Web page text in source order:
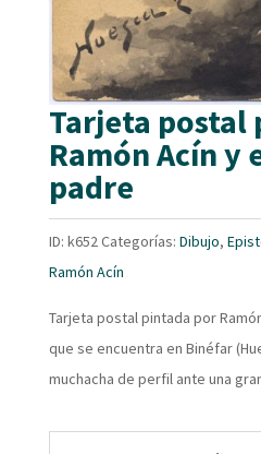
Tarjeta postal
Ramón Acín y
padre
ID: k652Categorías: Dibujo,
Ramón Acín
Tarjeta postal pintada por
que se encuentra en Binéfar
muchacha de perfil ante una